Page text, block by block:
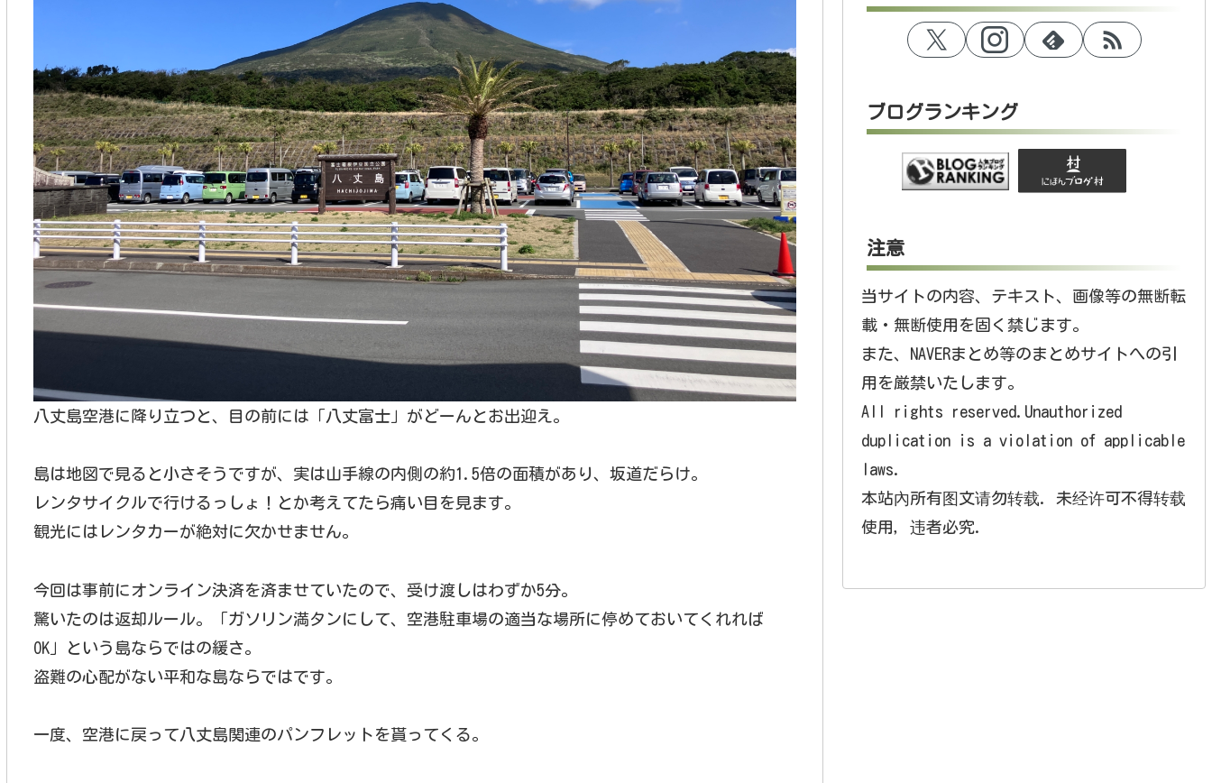
八丈島空港に降り立つと、目の前には「八丈富士」がどーんとお出迎え。
島は地図で見ると小さそうですが、実は山手線の内側の約1.5倍の面積があり、坂道だらけ。
レンタサイクルで行けるっしょ！とか考えてたら痛い目を見ます。
観光にはレンタカーが絶対に欠かせません。
今回は事前にオンライン決済を済ませていたので、受け渡しはわずか5分。
驚いたのは返却ルール。「ガソリン満タンにして、空港駐車場の適当な場所に停めておいてくれれば
OK」という島ならではの緩さ。
盗難の心配がない平和な島ならではです。
一度、空港に戻って八丈島関連のパンフレットを貰ってくる。
ブログランキング
注意
当サイトの内容、テキスト、画像等の無断転
載・無断使用を固く禁じます。
また、NAVERまとめ等のまとめサイトへの引
用を厳禁いたします。
All rights reserved.Unauthorized
duplication is a violation of applicable
laws.
本站內所有图文请勿转载. 未经许可不得转载
使用，违者必究.